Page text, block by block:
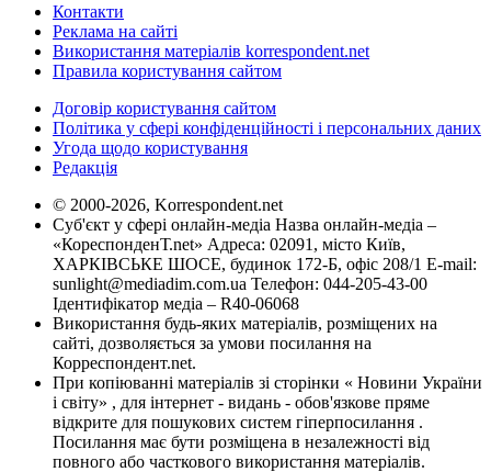
Контакти
Реклама на сайті
Використання матеріалів korrespondent.net
Правила користування сайтом
Договір користування сайтом
Політика у сфері конфіденційності і персональних даних
Угода щодо користування
Редакція
© 2000-2026, Korrespondent.net
Суб'єкт у сфері онлайн-медіа Назва онлайн-медіа –
«КореспонденТ.net» Адреса: 02091, місто Київ,
ХАРКІВСЬКЕ ШОСЕ, будинок 172-Б, офіс 208/1 E-mail:
sunlight@mediadim.com.ua Телефон: 044-205-43-00
Ідентифікатор медіа – R40-06068
Використання будь-яких матеріалів, розміщених на
сайті, дозволяється за умови посилання на
Корреспондент.net.
При копіюванні матеріалів зі сторінки « Новини України
і світу» , для інтернет - видань - обов'язкове пряме
відкрите для пошукових систем гіперпосилання .
Посилання має бути розміщена в незалежності від
повного або часткового використання матеріалів.